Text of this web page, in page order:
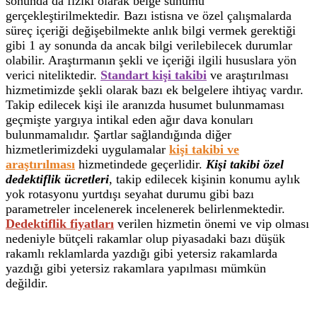
gerçekleştirilmektedir. Bazı istisna ve özel çalışmalarda
süreç içeriği değişebilmekte anlık bilgi vermek gerektiği
gibi 1 ay sonunda da ancak bilgi verilebilecek durumlar
olabilir. Araştırmanın şekli ve içeriği ilgili hususlara yön
verici niteliktedir. Standart kişi takibi ve araştırılması
hizmetimizde şekli olarak bazı ek belgelere ihtiyaç vardır.
Takip edilecek kişi ile aranızda husumet bulunmaması
geçmişte yargıya intikal eden ağır dava konuları
bulunmamalıdır. Şartlar sağlandığında diğer
hizmetlerimizdeki uygulamalar kişi takibi ve
araştırılması hizmetindede geçerlidir. Kişi takibi özel
dedektiflik ücretleri, takip edilecek kişinin konumu aylık
yok rotasyonu yurtdışı seyahat durumu gibi bazı
parametreler incelenerek incelenerek belirlenmektedir.
Dedektiflik fiyatları verilen hizmetin önemi ve vip olması
nedeniyle bütçeli rakamlar olup piyasadaki bazı düşük
rakamlı reklamlarda yazdığı gibi yetersiz rakamlarda
yazdığı gibi yetersiz rakamlara yapılması mümkün
değildir.